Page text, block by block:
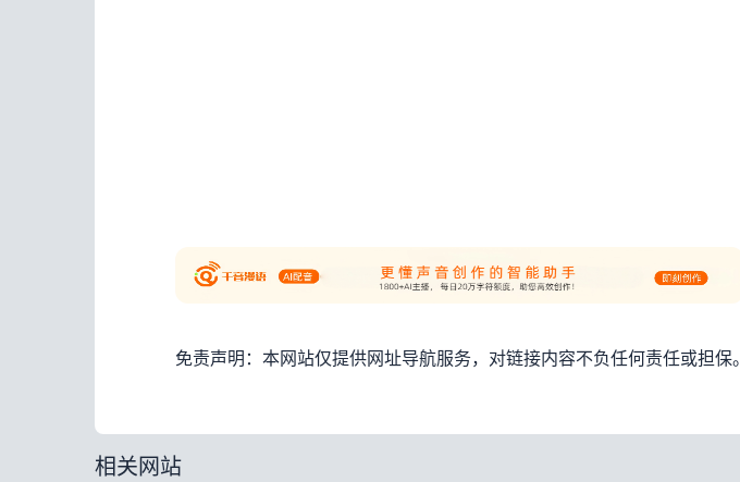
免责声明：本网站仅提供网址导航服务，对链接内容不负任何责任或担保。
相关网站